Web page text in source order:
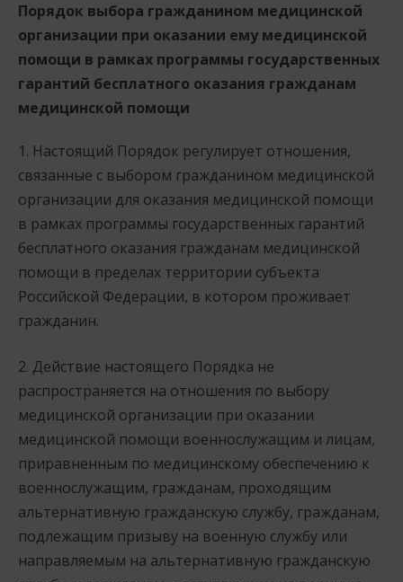
Порядок выбора гражданином медицинской
организации при оказании ему медицинской
помощи в рамках программы государственных
гарантий бесплатного оказания гражданам
медицинской помощи
1. Настоящий Порядок регулирует отношения,
связанные с выбором гражданином медицинской
организации для оказания медицинской помощи
в рамках программы государственных гарантий
бесплатного оказания гражданам медицинской
помощи в пределах территории субъекта
Российской Федерации, в котором проживает
гражданин.
2. Действие настоящего Порядка не
распространяется на отношения по выбору
медицинской организации при оказании
медицинской помощи военнослужащим и лицам,
приравненным по медицинскому обеспечению к
военнослужащим, гражданам, проходящим
альтернативную гражданскую службу, гражданам,
подлежащим призыву на военную службу или
направляемым на альтернативную гражданскую